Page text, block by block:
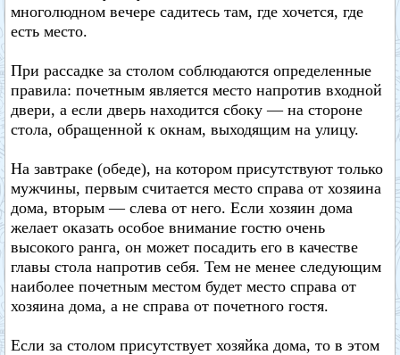
многолюдном вечере садитесь там, где хочется, где
есть место.
При рассадке за столом соблюдаются определенные
правила: почетным является место напротив входной
двери, а если дверь находится сбоку — на стороне
стола, обращенной к окнам, выходящим на улицу.
На завтраке (обеде), на котором присутствуют только
мужчины, первым считается место справа от хозяина
дома, вторым — слева от него. Если хозяин дома
желает оказать особое внимание гостю очень
высокого ранга, он может посадить его в качестве
главы стола напротив себя. Тем не менее следующим
наиболее почетным местом будет место справа от
хозяина дома, а не справа от почетного гостя.
Если за столом присутствует хозяйка дома, то в этом